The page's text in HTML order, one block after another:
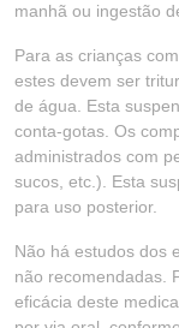
manhã ou ingestão
Para as crianças
estes devem ser
de água. Esta
conta-gotas. Os
administrados com
sucos, etc.). Esta
para uso posterior.
Não há estudos dos
não recomendadas.
eficácia deste